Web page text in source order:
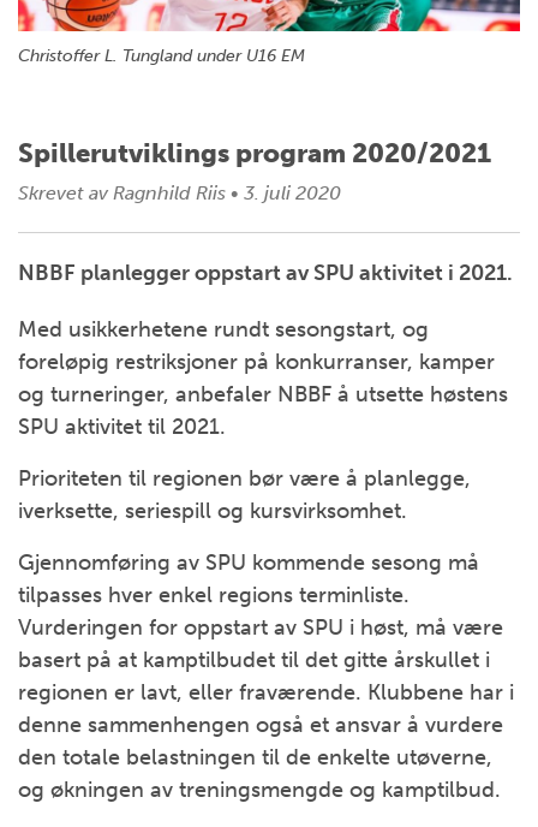
Christoffer L. Tungland under U16 EM
Spillerutviklings program 2020/2021
Skrevet av Ragnhild Riis • 3. juli 2020
NBBF planlegger oppstart av SPU aktivitet i 2021.
Med usikkerhetene rundt sesongstart, og
foreløpig restriksjoner på konkurranser, kamper
og turneringer, anbefaler NBBF å utsette høstens
SPU aktivitet til 2021.
Prioriteten til regionen bør være å planlegge,
iverksette, seriespill og kursvirksomhet.
Gjennomføring av SPU kommende sesong må
tilpasses hver enkel regions terminliste.
Vurderingen for oppstart av SPU i høst, må være
basert på at kamptilbudet til det gitte årskullet i
regionen er lavt, eller fraværende. Klubbene har i
denne sammenhengen også et ansvar å vurdere
den totale belastningen til de enkelte utøverne,
og økningen av treningsmengde og kamptilbud.